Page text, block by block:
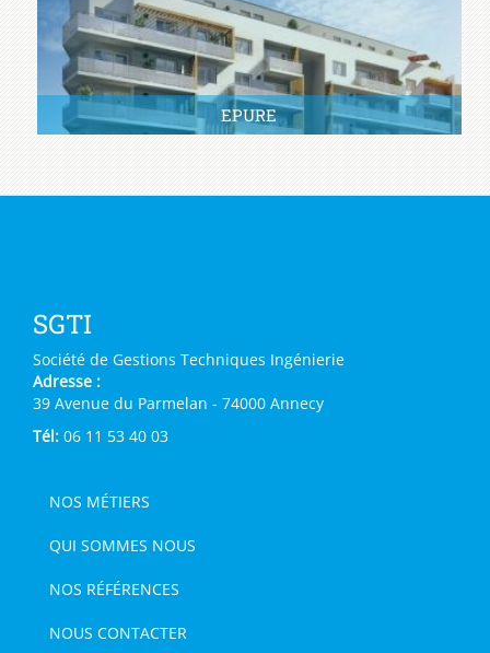
EPURE
SGTI
Société de Gestions Techniques Ingénierie
Adresse :
39 Avenue du Parmelan - 74000 Annecy
Tél: 06 11 53 40 03
main
footer
NOS MÉTIERS
QUI SOMMES NOUS
NOS RÉFÉRENCES
NOUS CONTACTER